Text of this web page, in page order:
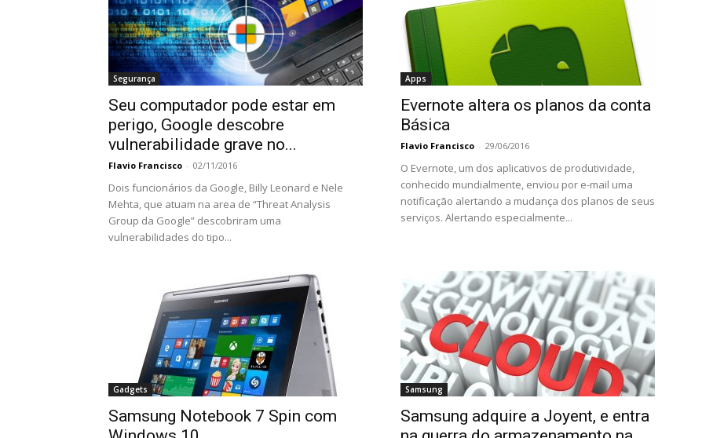
Segurança
Seu computador pode estar em
perigo, Google descobre
vulnerabilidade grave no...
Flavio Francisco - 02/11/2016
Dois funcionários da Google, Billy Leonard e Nele
Mehta, que atuam na area de “Threat Analysis
Group da Google” descobriram uma
vulnerabilidades do tipo...
Apps
Evernote altera os planos da conta
Básica
Flavio Francisco - 29/06/2016
O Evernote, um dos aplicativos de produtividade,
conhecido mundialmente, enviou por e-mail uma
notificação alertando a mudança dos planos de seus
serviços. Alertando especialmente...
Gadgets
Samsung Notebook 7 Spin com
Samsung
Samsung adquire a Joyent, e entra